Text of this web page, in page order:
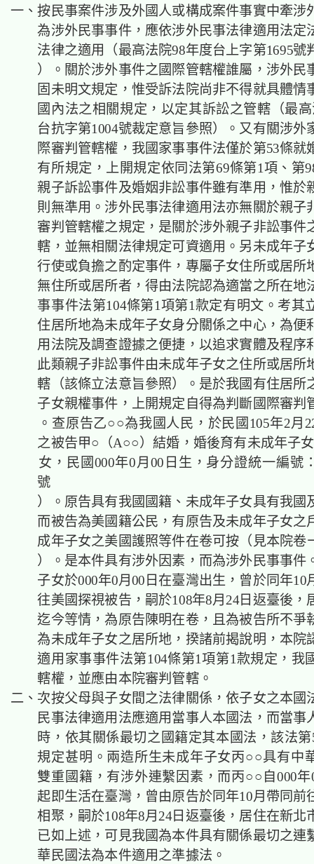
一、按民事案件涉及外國人或構成案件事實中牽涉
為涉外民事事件，應依涉外民事法律適用法定
法律之適用（最高法院98年度台上字第1695號
）。關於涉外事件之國際管轄權誰屬，涉外民
固未明文規定，惟受訴法院尚非不得就具體情
國內法之相關規定，以定其訴訟之管轄（最
台抗字第1004號裁定意旨參照）。又有關涉外
際審判管轄權，我國家事事件法僅於第53條就
有所規定，上開規定依同法第69條第1項、第
親子訴訟事件及婚姻非訟事件雖有準用，惟於
則無準用。涉外民事法律適用法亦無關於親子
審判管轄權之規定，是關於涉外親子非訟事件
轄，並無相關法律規定可資適用。另未成年子
行使或負擔之酌定事件，專屬子女住所或居所
無住所或居所者，得由法院認為適當之所在地
事事件法第104條第1項第1款定有明文。考其
住居所地為未成年子女身分關係之中心，為便
用法院及調查證據之便捷，以追求實體及程序
此類親子非訟事件由未成年子女之住所或居所
轄（該條立法意旨參照）。是於我國有住居所
子女親權事件，上開規定自得為判斷國際審判
。查原告乙○○為我國人民，於民國105年2月
之被告甲○（A○○）結婚，婚後育有未成年子
女，民國000年0月00日生，身分證統一編號：
號
）。原告具有我國國籍、未成年子女具有我國
而被告為美國籍公民，有原告及未成年子女之
成年子女之美國護照等件在卷可按（見本院卷
）。是本件具有涉外因素，而為涉外民事事件
子女於000年0月00日在臺灣出生，曾於同年10
往美國探視被告，嗣於108年8月24日返臺後，
迄今等情，為原告陳明在卷，且為被告所不爭
為未成年子女之居所地，揆諸前揭說明，本院
適用家事事件法第104條第1項第1款規定，我
轄權，並應由本院審判管轄。
二、次按父母與子女間之法律關係，依子女之本國
民事法律適用法應適用當事人本國法，而當事
時，依其關係最切之國籍定其本國法，該法
規定甚明。兩造所生未成年子女丙○○具有中
雙重國籍，有涉外連繫因素，而丙○○自000年
起即生活在臺灣，曾由原告於同年10月帶同前
相聚，嗣於108年8月24日返臺後，居住在新北
已如上述，可見我國為本件具有關係最切之連
華民國法為本件適用之準據法。